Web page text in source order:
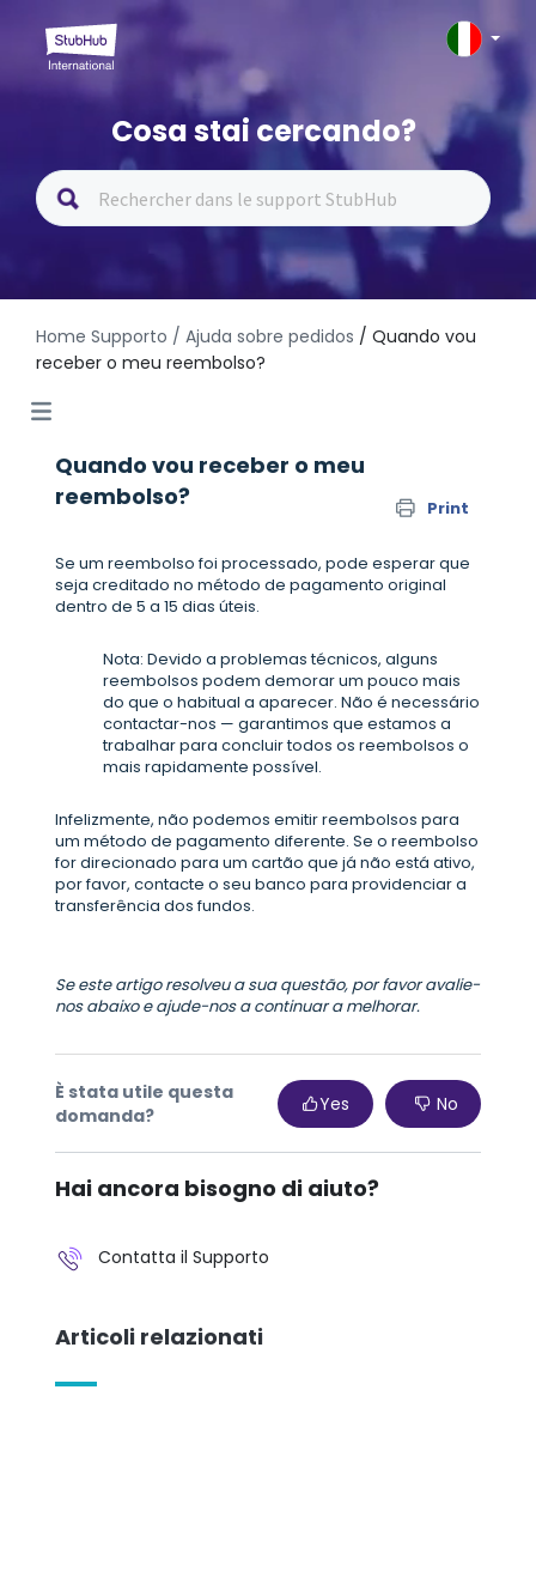
Cosa stai cercando?
Home Supporto / Ajuda sobre pedidos / Quando vou
receber o meu reembolso?
Quando vou receber o meu
reembolso?
Print
Se um reembolso foi processado, pode esperar que
seja creditado no método de pagamento original
dentro de 5 a 15 dias úteis.
Nota: Devido a problemas técnicos, alguns
reembolsos podem demorar um pouco mais
do que o habitual a aparecer. Não é necessário
contactar-nos — garantimos que estamos a
trabalhar para concluir todos os reembolsos o
mais rapidamente possível.
Infelizmente, não podemos emitir reembolsos para
um método de pagamento diferente. Se o reembolso
for direcionado para um cartão que já não está ativo,
por favor, contacte o seu banco para providenciar a
transferência dos fundos.
Se este artigo resolveu a sua questão, por favor avalie-
nos abaixo e ajude-nos a continuar a melhorar.
È stata utile questa
domanda?
Yes No
Hai ancora bisogno di aiuto?
Contatta il Supporto
Articoli relazionati